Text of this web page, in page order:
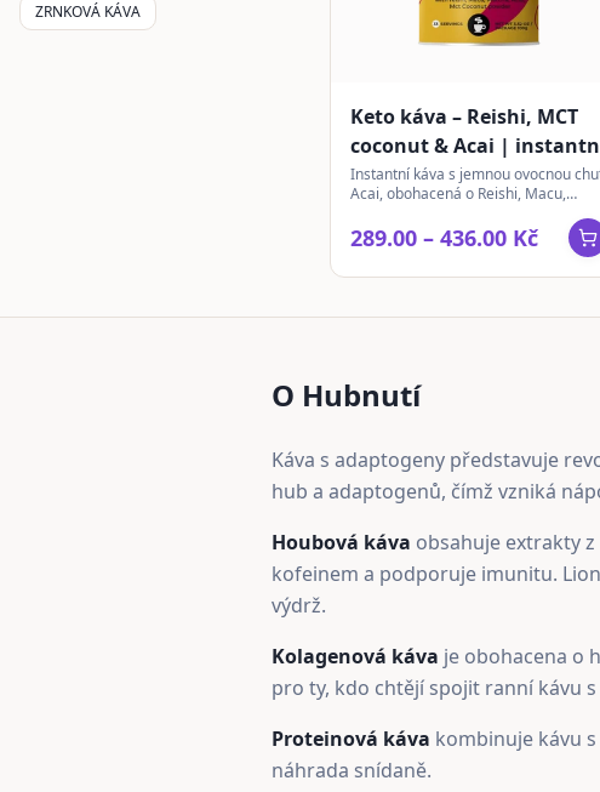
ZRNKOVÁ KÁVA
Keto káva – Reishi, MCT
coconut & Acai |
Instantní káva s jemnou ovocnou
Acai, obohacená o Reishi, Macu,
aktivní životní styl.
289.00 – 436.00 Kč
O Hubnutí
Káva s adaptogeny představuje
hub a adaptogenů, čímž vzniká
Houbová káva obsahuje extrakty
kofeinem a podporuje imunitu.
výdrž.
Kolagenová káva je obohacena o
pro ty, kdo chtějí spojit ranní kávu
Proteinová káva kombinuje kávu
náhrada snídaně.